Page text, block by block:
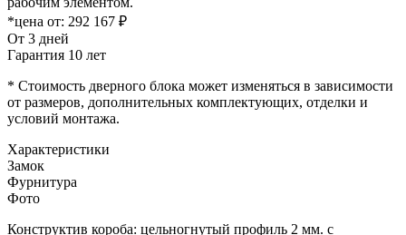
*цена от: 292 167 ₽
От 3 дней
Гарантия 10 лет
* Стоимость дверного блока может изменяться в зависимости
от размеров, дополнительных комплектующих, отделки и
условий монтажа.
Характеристики
Замок
Фурнитура
Фото
Конструктив короба: цельногнутый профиль 2 мм. с